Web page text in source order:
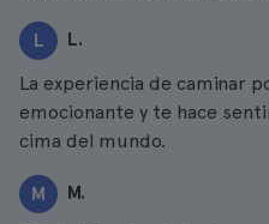
L L.
La experiencia de caminar
emocionante y te hace
cima del mundo.
M M.